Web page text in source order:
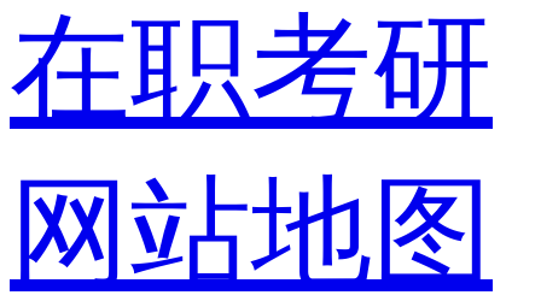
在职考研
网站地图